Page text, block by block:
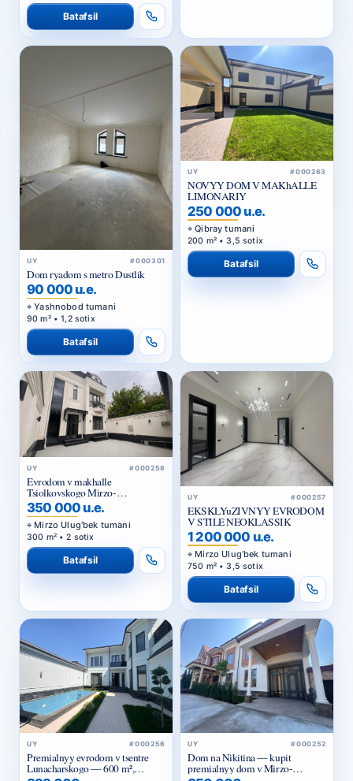
Batafsil
UY #000301
Dom ryadom s metro Dustlik
90 000 u.e.
Yashnobod tumani
90 m² • 1,2 sotix
Batafsil
UY #000263
NOVYY DOM V MAKhALLE
LIMONARIY
250 000 u.e.
Qibray tumani
200 m² • 3,5 sotix
Batafsil
UY #000258
Evrodom v makhalle
Tsiolkovskogo Mirzo-
Ulugbekskiy rayon
350 000 u.e.
Mirzo Ulug‘bek tumani
300 m² • 2 sotix
Batafsil
UY #000257
EKSKLYuZIVNYY EVRODOM
V STILE NEOKLASSIK
1 200 000 u.e.
Mirzo Ulug‘bek tumani
750 m² • 3,5 sotix
Batafsil
UY #000256
Premialnyy evrodom v tsentre
Lunacharskogo — 600 m²,
UY #000252
Dom na Nikitina — kupit
premialnyy dom v Mirzo-